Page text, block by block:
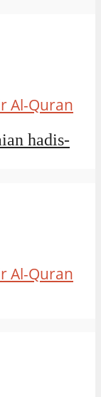
Al-Quran
hadis-
Al-Quran